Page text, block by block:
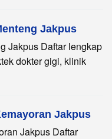
Jakpus
Jakpus Daftar lengkap
dokter gigi, klinik
Jakpus
Jakpus Daftar